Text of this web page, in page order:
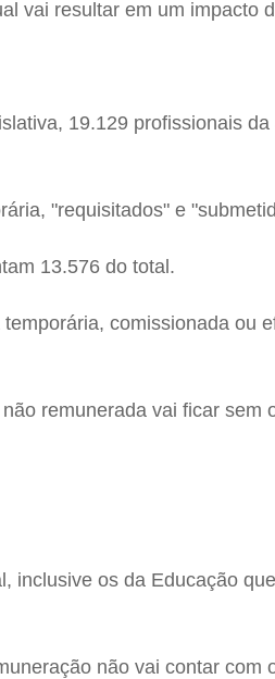
vai resultar em um impacto
19.129 profissionais
"requisitados" e
13.576 do total.
comissionada ou
remunerada vai ficar sem
inclusive os da Educação
não vai contar com